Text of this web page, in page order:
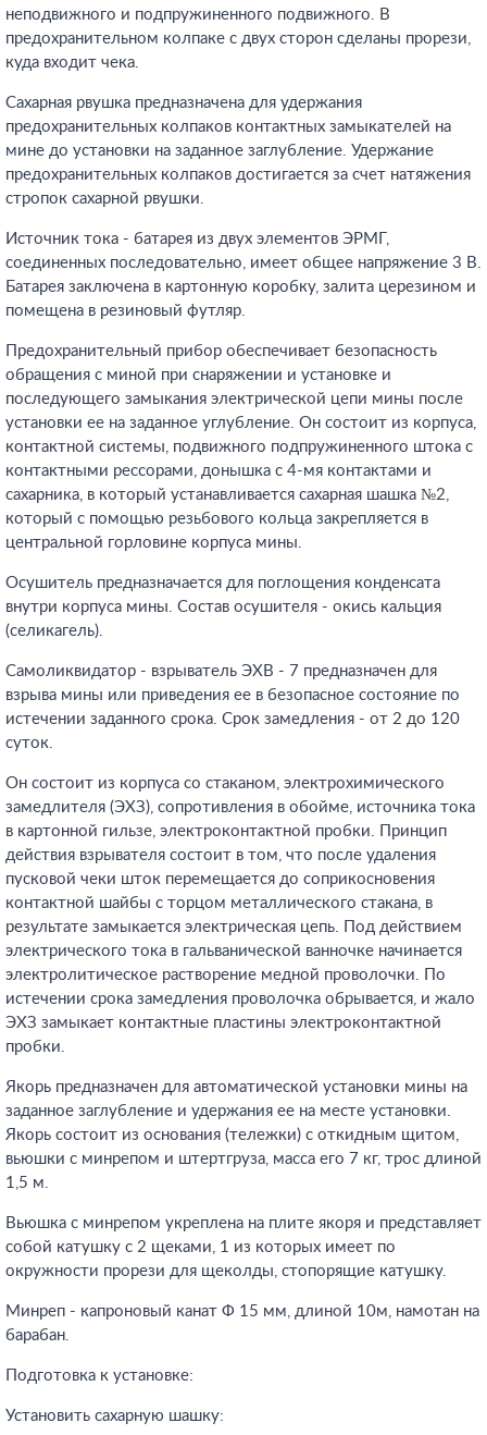
неподвижного и подпружиненного подвижного. В
предохранительном колпаке с двух сторон сделаны прорези,
куда входит чека.
Сахарная рвушка предназначена для удержания
предохранительных колпаков контактных замыкателей на
мине до установки на заданное заглубление. Удержание
предохранительных колпаков достигается за счет натяжения
стропок сахарной рвушки.
Источник тока - батарея из двух элементов ЭРМГ,
соединенных последовательно, имеет общее напряжение 3 В.
Батарея заключена в картонную коробку, залита церезином и
помещена в резиновый футляр.
Предохранительный прибор обеспечивает безопасность
обращения с миной при снаряжении и установке и
последующего замыкания электрической цепи мины после
установки ее на заданное углубление. Он состоит из корпуса,
контактной системы, подвижного подпружиненного штока с
контактными рессорами, донышка с 4-мя контактами и
сахарника, в который устанавливается сахарная шашка №2,
который с помощью резьбового кольца закрепляется в
центральной горловине корпуса мины.
Осушитель предназначается для поглощения конденсата
внутри корпуса мины. Состав осушителя - окись кальция
(селикагель).
Самоликвидатор - взрыватель ЭХВ - 7 предназначен для
взрыва мины или приведения ее в безопасное состояние по
истечении заданного срока. Срок замедления - от 2 до 120
суток.
Он состоит из корпуса со стаканом, электрохимического
замедлителя (ЭХЗ), сопротивления в обойме, источника тока
в картонной гильзе, электроконтактной пробки. Принцип
действия взрывателя состоит в том, что после удаления
пусковой чеки шток перемещается до соприкосновения
контактной шайбы с торцом металлического стакана, в
результате замыкается электрическая цепь. Под действием
электрического тока в гальванической ванночке начинается
электролитическое растворение медной проволочки. По
истечении срока замедления проволочка обрывается, и жало
ЭХЗ замыкает контактные пластины электроконтактной
пробки.
Якорь предназначен для автоматической установки мины на
заданное заглубление и удержания ее на месте установки.
Якорь состоит из основания (тележки) с откидным щитом,
вьюшки с минрепом и штертгруза, масса его 7 кг, трос длиной
1,5 м.
Вьюшка с минрепом укреплена на плите якоря и представляет
собой катушку с 2 щеками, 1 из которых имеет по
окружности прорези для щеколды, стопорящие катушку.
Минреп - капроновый канат Ф 15 мм, длиной 10м, намотан на
барабан.
Подготовка к установке:
Установить сахарную шашку: